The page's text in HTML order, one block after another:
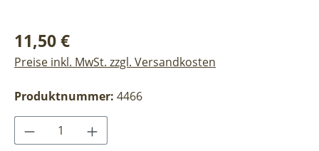
Regulärer Preis:
11,50 €
Preise inkl. MwSt. zzgl. Versandkosten
Produktnummer: 4466
Produkt Anzahl: Gib den gewünschten